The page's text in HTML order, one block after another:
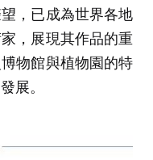
，已成為世界各地
，展現其作品的重
物館與植物園的特
展。